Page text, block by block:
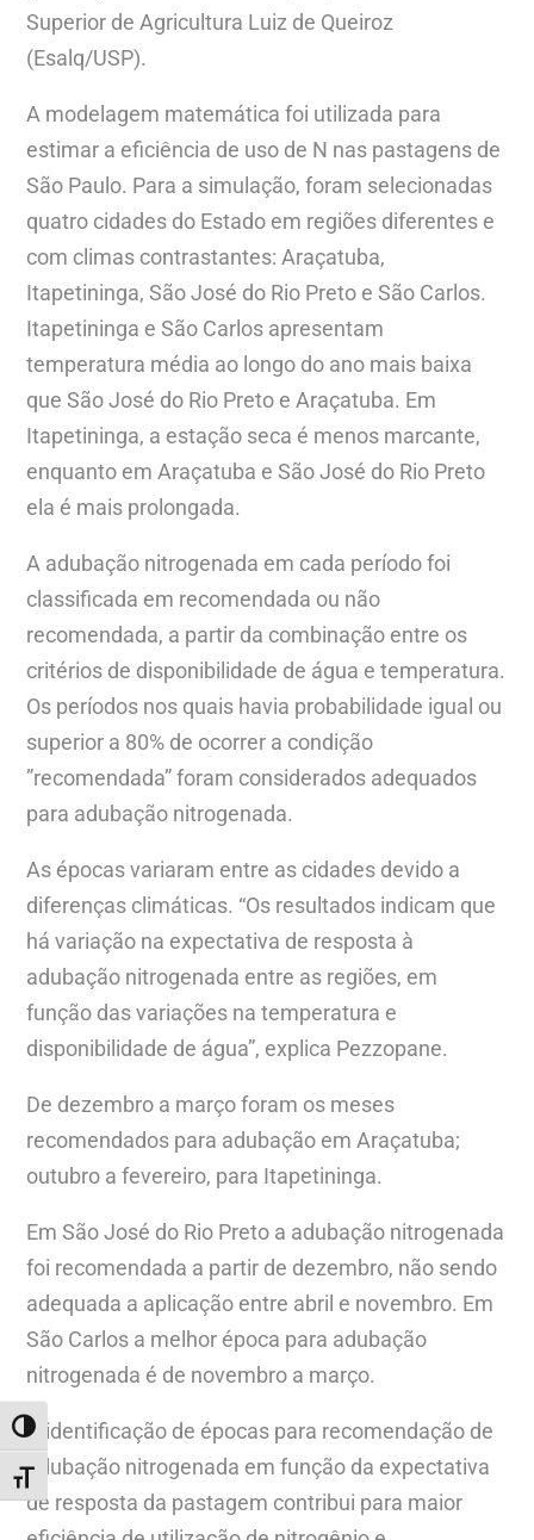
ALTERNAR ALTO CONTRASTE
ALTERNAR TAMANHO DA FONTE
Superior de Agricultura Luiz de Queiroz
(Esalq/USP).
A modelagem matemática foi utilizada para
estimar a eficiência de uso de N nas pastagens de
São Paulo. Para a simulação, foram selecionadas
quatro cidades do Estado em regiões diferentes e
com climas contrastantes: Araçatuba,
Itapetininga, São José do Rio Preto e São Carlos.
Itapetininga e São Carlos apresentam
temperatura média ao longo do ano mais baixa
que São José do Rio Preto e Araçatuba. Em
Itapetininga, a estação seca é menos marcante,
enquanto em Araçatuba e São José do Rio Preto
ela é mais prolongada.
A adubação nitrogenada em cada período foi
classificada em recomendada ou não
recomendada, a partir da combinação entre os
critérios de disponibilidade de água e temperatura.
Os períodos nos quais havia probabilidade igual ou
superior a 80% de ocorrer a condição
”recomendada” foram considerados adequados
para adubação nitrogenada.
As épocas variaram entre as cidades devido a
diferenças climáticas. “Os resultados indicam que
há variação na expectativa de resposta à
adubação nitrogenada entre as regiões, em
função das variações na temperatura e
disponibilidade de água”, explica Pezzopane.
De dezembro a março foram os meses
recomendados para adubação em Araçatuba;
outubro a fevereiro, para Itapetininga.
Em São José do Rio Preto a adubação nitrogenada
foi recomendada a partir de dezembro, não sendo
adequada a aplicação entre abril e novembro. Em
São Carlos a melhor época para adubação
nitrogenada é de novembro a março.
A identificação de épocas para recomendação de
adubação nitrogenada em função da expectativa
de resposta da pastagem contribui para maior